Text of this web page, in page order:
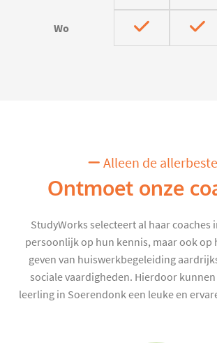
Wo
Alleen de
Ontmoet onze
StudyWorks selecteert al haar coaches
persoonlijk op hun kennis, maar ook op
geven van huiswerkbegeleiding
sociale vaardigheden. Hierdoor
leerling in Soerendonk een leuke en